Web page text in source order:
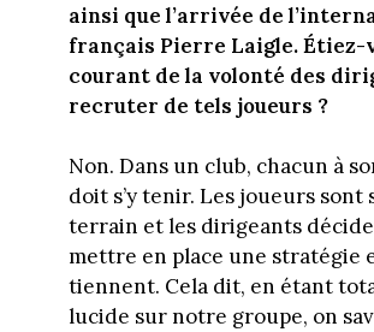
ainsi que l’arrivée de
français Pierre Laigle. Étiez-
courant de la volonté des
recruter de tels joueurs ?
Non. Dans un club, chacun à
doit s’y tenir. Les joueurs sont
terrain et les dirigeants
mettre en place une stratégie
tiennent. Cela dit, en étant
lucide sur notre groupe, on